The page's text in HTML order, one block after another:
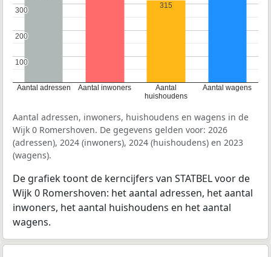
Aantal adressen Aantal inwoners
Aantal
huishoudens
Aantal wagens
100
100
200
200
300
300
315
Aantal adressen, inwoners, huishoudens en wagens in de
Wijk 0 Romershoven. De gegevens gelden voor: 2026
(adressen), 2024 (inwoners), 2024 (huishoudens) en 2023
(wagens).
De grafiek toont de kerncijfers van STATBEL voor de
Wijk 0 Romershoven: het aantal adressen, het aantal
inwoners, het aantal huishoudens en het aantal
wagens.